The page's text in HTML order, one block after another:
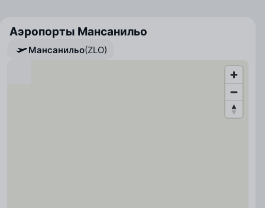
Аэропорты Мансанильо
Мансанильо(ZLO)